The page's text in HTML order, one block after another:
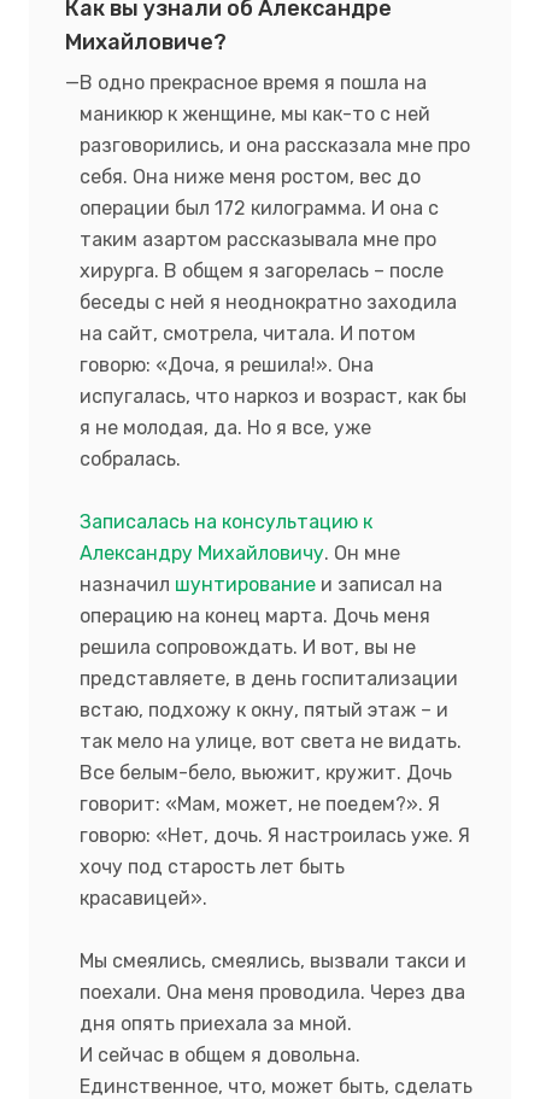
Как вы узнали об Александре
Михайловиче?
В одно прекрасное время я пошла на
маникюр к женщине, мы как-то с ней
разговорились, и она рассказала мне про
себя. Она ниже меня ростом, вес до
операции был 172 килограмма. И она с
таким азартом рассказывала мне про
хирурга. В общем я загорелась – после
беседы с ней я неоднократно заходила
на сайт, смотрела, читала. И потом
говорю: «Доча, я решила!». Она
испугалась, что наркоз и возраст, как бы
я не молодая, да. Но я все, уже
собралась.
Записалась на консультацию к
Александру Михайловичу. Он мне
назначил шунтирование и записал на
операцию на конец марта. Дочь меня
решила сопровождать. И вот, вы не
представляете, в день госпитализации
встаю, подхожу к окну, пятый этаж – и
так мело на улице, вот света не видать.
Все белым-бело, вьюжит, кружит. Дочь
говорит: «Мам, может, не поедем?». Я
говорю: «Нет, дочь. Я настроилась уже. Я
хочу под старость лет быть
красавицей».
Мы смеялись, смеялись, вызвали такси и
поехали. Она меня проводила. Через два
дня опять приехала за мной.
И сейчас в общем я довольна.
Единственное, что, может быть, сделать